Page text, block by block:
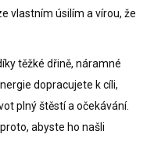
vlastním úsilím a vírou, že
těžké dřině, náramné
dopracujete k cíli,
plný štěstí a očekávání.
abyste ho našli